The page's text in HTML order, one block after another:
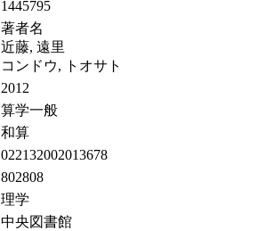
1445795
著者名
近藤, 遠里
コンドウ, トオサト
2012
算学一般
和算
022132002013678
802808
理学
中央図書館